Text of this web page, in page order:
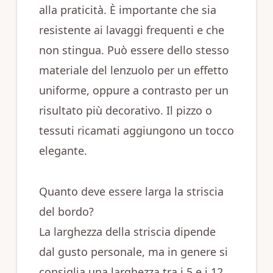
alla praticità. È importante che sia
resistente ai lavaggi frequenti e che
non stingua. Può essere dello stesso
materiale del lenzuolo per un effetto
uniforme, oppure a contrasto per un
risultato più decorativo. Il pizzo o
tessuti ricamati aggiungono un tocco
elegante.
Quanto deve essere larga la striscia
del bordo?
La larghezza della striscia dipende
dal gusto personale, ma in genere si